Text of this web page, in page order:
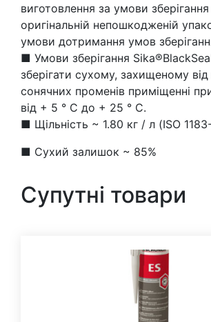
виготовлення за умови
оригінальній непошкодженій
умови дотримання умов
■ Умови зберігання
зберігати сухому, захищеному
сонячних променів приміщенні
від + 5 ° C до + 25 ° C.
■ Щільність ~ 1.80 кг / л (ISO
■ Сухий залишок ~ 85%
Супутні товари